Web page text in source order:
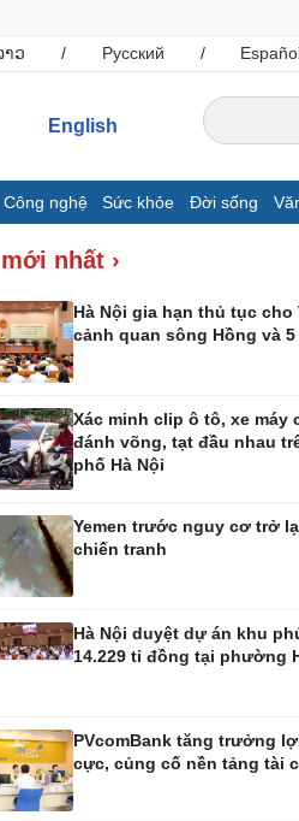
ວ / Русский /
English
Công nghệ Sức khỏe Đời sống
nghiệp
Giá vàng
Tỷ giá
Giá cà phê
nghệ
điệu
nghiệm
đổi số
Sức khỏe
Sản phụ
Phòng
Ăn sạch
tích
nhất ›
Hà Nội gia hạn thủ tục cho
cảnh quan sông Hồng và
Xác minh clip ô tô, xe máy
đánh võng, tạt đầu nhau
phố Hà Nội
Yemen trước nguy cơ trở
chiến tranh
Hà Nội duyệt dự án khu
14.229 tỉ đồng tại phường
PVcomBank tăng trưởng
cực, củng cố nền tảng tài